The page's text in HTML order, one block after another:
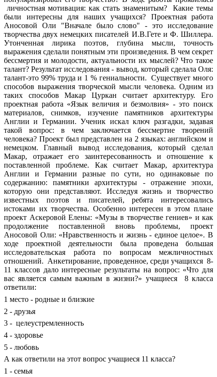
личностная мотивация: как стать знаменитым? Какие темы
были интересны для наших учащихся? Проектная работа
Аносовой Оли "Вначале было слово" - это исследование
творчества двух немецких писателей И.В.Гете и Ф. Шиллера.
Утонченная лирика поэтов, глубина мысли, точность
выражения сделали понятным эти произведения. В чем секрет
бессмертия и молодости, актуальности их мыслей? Что такое
талант? Результат исследования - вывод, который сделала Оля:
талант-это 99% труда и 1 % гениальности. Существует много
способов выражения творческой мысли человека. Одним из
таких способов Макар Цуркан считает архитектуру. Его
проектная работа «Язык величия и безмолвия» - это поиск
материалов, снимков, изучение памятников архитектуры
Англии и Германии. Ученик искал ключ разгадки, задавая
такой вопрос: в чем заключается бессмертие творений
человека? Проект был представлен на 2 языках: английском и
немецком. Главный вывод исследования, который сделал
Макар, отражает его заинтересованность и отношение к
поставленной проблеме. Как считает Макар, архитектура
Англии и Германии разные по сути, но одинаковые по
содержанию: памятники архитектуры - отражение эпохи,
которую они представляют. Исследуя жизнь и творчество
известных поэтов и писателей, ребята интересовались
истоками их творчества. Особенно интересен в этом плане
проект Аскеровой Елены: «Музы в творчестве гениев» и как
продолжение поставленной вновь проблемы, проект
Аносовой Оли: «Нравственность и жизнь - единое целое». В
ходе проектной деятельности была проведена большая
исследовательская работа по вопросам межличностных
отношений. Анкетирование, проведенное, среди учащихся 8-
11 классов дало интересные результаты на вопрос: «Что для
вас является самым важным в жизни?» учащиеся 8 класса
ответили:
1 место - родные и близкие
2 - друзья
3 - целеустремленность
4 - здоровье
5 - любовь
А как ответили на этот вопрос учащиеся 11 класса?
1 - семья